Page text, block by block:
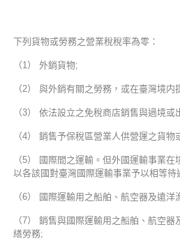
下列貨物或勞務之營業稅稅率為零：
（1） 外銷貨物;
（2） 與外銷有關之勞務，或在臺灣境
（3） 依法設立之免稅商店銷售與過境或
（4） 銷售予保稅區營業人供營運之貨物
（5） 國際間之運輸。但外國運輸事業
以各該國對臺灣國際運輸事業予以相等
（6） 國際運輸用之船舶、航空器及遠洋
（7） 銷售與國際運輸用之船舶、航空
繕勞務;